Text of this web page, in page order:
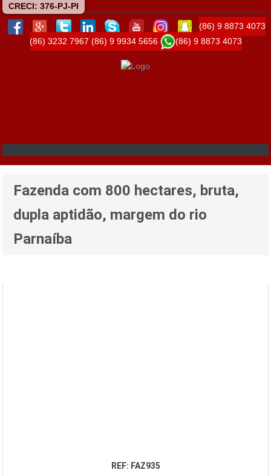
CRECI: 376-PJ-PI
(86) 9 8873 4073
(86) 3232 7967 (86) 9 9934 5656 (86) 9 8873 4073
Fazenda com 800 hectares, bruta,
dupla aptidão, margem do rio
Parnaíba
REF: FAZ935